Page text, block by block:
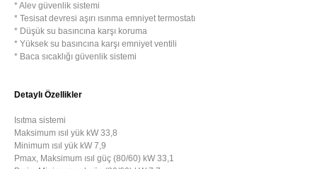
* Alev güvenlik sistemi
* Tesisat devresi aşırı ısınma emniyet termostatı
* Düşük su basıncına karşı koruma
* Yüksek su basıncına karşı emniyet ventili
* Baca sıcaklığı güvenlik sistemi
Detaylı Özellikler
Isıtma sistemi
Maksimum ısıl yük kW 33,8
Minimum ısıl yük kW 7,9
Pmax, Maksimum ısıl güç (80/60) kW 33,1